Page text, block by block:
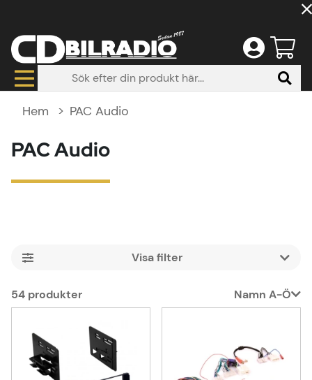
Hem PAC Audio
PAC Audio
Filtrera
54 produkter
Namn A-Ö